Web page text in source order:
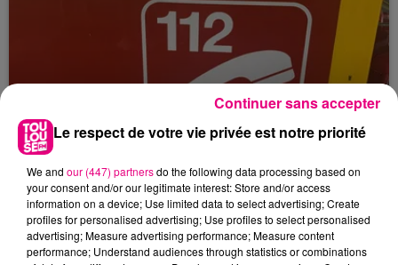
23 juillet 2026
Violent incendie au nord de Toulouse
Le respect de votre vie privée est notre priorité
We and our (447) partnersdo the following data processing based on
your consent and/or our legitimate interest: Store and/or access
information on a device; Use limited data to select advertising; Create
profiles for personalised advertising; Use profiles to select personalised
advertising; Measure advertising performance; Measure content
performance; Understand audiences through statistics or combinations
Continuer sans accepter